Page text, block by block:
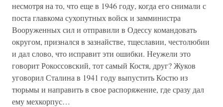
несмотря на то, что еще в 1946 году, когда его снимали с
поста главкома сухопутных войск и замминистра
Вооруженных сил и отправили в Одессу командовать
округом, признался в зазнайстве, тщеславии, честолюбии
и дал слово, что исправит эти ошибки. Неужели это
говорит Рокоссовский, тот самый Костя, друг? Жуков
уговорил Сталина в 1941 году выпустить Костю из
тюрьмы и направить в свое распоряжение, где сразу дал
ему мехкорпус…